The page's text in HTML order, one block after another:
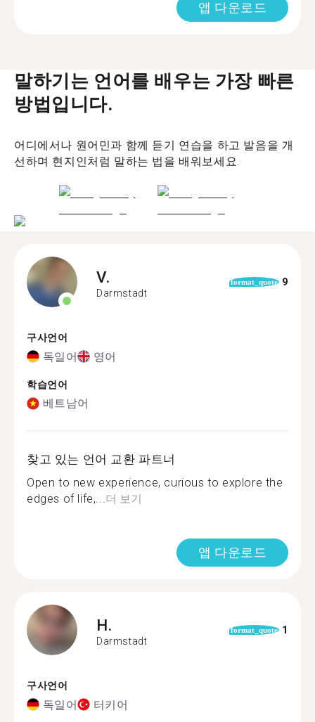
앱 다운로드
말하기는 언어를 배우는 가장 빠른
방법입니다.
어디에서나 원어민과 함께 듣기 연습을 하고 발음을 개
선하며 현지인처럼 말하는 법을 배워보세요.
V.
Darmstadt
format_quote 9
구사언어
독일어 영어
학습언어
베트남어
찾고 있는 언어 교환 파트너
Open to new experience, curious to explore the
edges of life,...더 보기
앱 다운로드
H.
Darmstadt
format_quote 1
구사언어
독일어 터키어